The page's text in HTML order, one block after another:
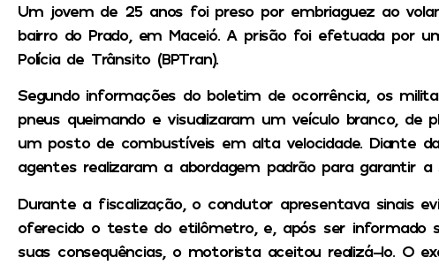
Um jovem de 25 anos foi preso por embriaguez ao
bairro do Prado, em Maceió. A prisão foi efetuada por
Polícia de Trânsito (BPTran).
Segundo informações do boletim de ocorrência, os
pneus queimando e visualizaram um veículo branco, de
um posto de combustíveis em alta velocidade. Diante
agentes realizaram a abordagem padrão para garantir a
Durante a fiscalização, o condutor apresentava sinais
oferecido o teste do etilômetro, e, após ser informado
suas consequências, o motorista aceitou realizá-lo. O